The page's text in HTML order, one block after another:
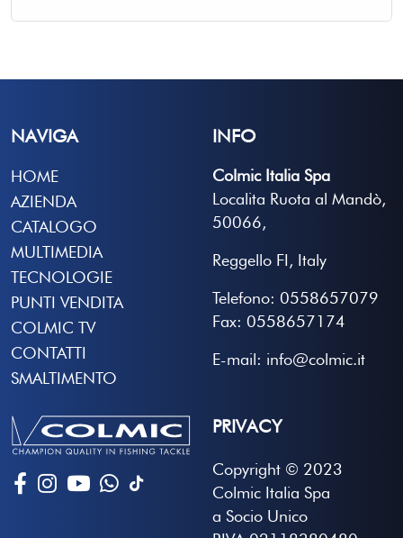
NAVIGA
HOME
AZIENDA
CATALOGO
MULTIMEDIA
TECNOLOGIE
PUNTI VENDITA
COLMIC TV
CONTATTI
SMALTIMENTO
INFO
Colmic Italia Spa
Localita Ruota al Mandò,
50066,
Reggello FI, Italy
Telefono: 0558657079
Fax: 0558657174
E-mail: info@colmic.it
PRIVACY
Copyright © 2023
Colmic Italia Spa
a Socio Unico